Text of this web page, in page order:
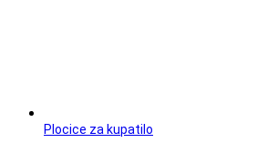
Plocice za kupatilo